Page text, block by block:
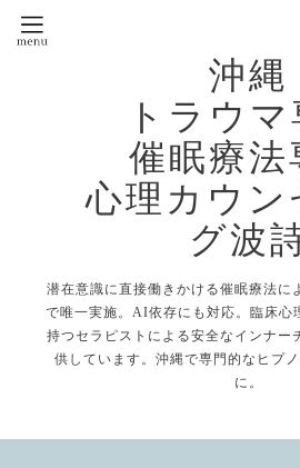
沖縄
トラウマ
催眠療法
心理カウン
グ波
潜在意識に直接働きかける催眠療法に
で唯一実施。AI依存にも対応。臨床心
持つセラピストによる安全なインナー
供しています。沖縄で専門的なヒプ
に。